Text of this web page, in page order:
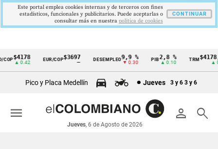
Cintillo
económicos
Colombia
$4178
▲ 0.42
EUR/COP$3697 DESEMPLEO 9,9 %
▼ 0.30
PIB2,8 %
▲ 0.10
TRM
▲
Pico y Placa Medellín Jueves 3 y 6 3 y 6
person search
Jueves, 6 de Agosto de 2026
menu
Este portal emplea cookies internas y de terceros con fines
estadísticos, funcionales y publicitarios. Puede aceptarlas o
consultar más en nuestra politica de cookies
CONTINUAR